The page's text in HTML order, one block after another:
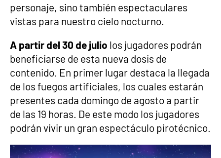
personaje, sino también espectaculares
vistas para nuestro cielo nocturno.
A partir del 30 de julio los jugadores podrán
beneficiarse de esta nueva dosis de
contenido. En primer lugar destaca la llegada
de los fuegos artificiales, los cuales estarán
presentes cada domingo de agosto a partir
de las 19 horas. De este modo los jugadores
podrán vivir un gran espectáculo pirotécnico.